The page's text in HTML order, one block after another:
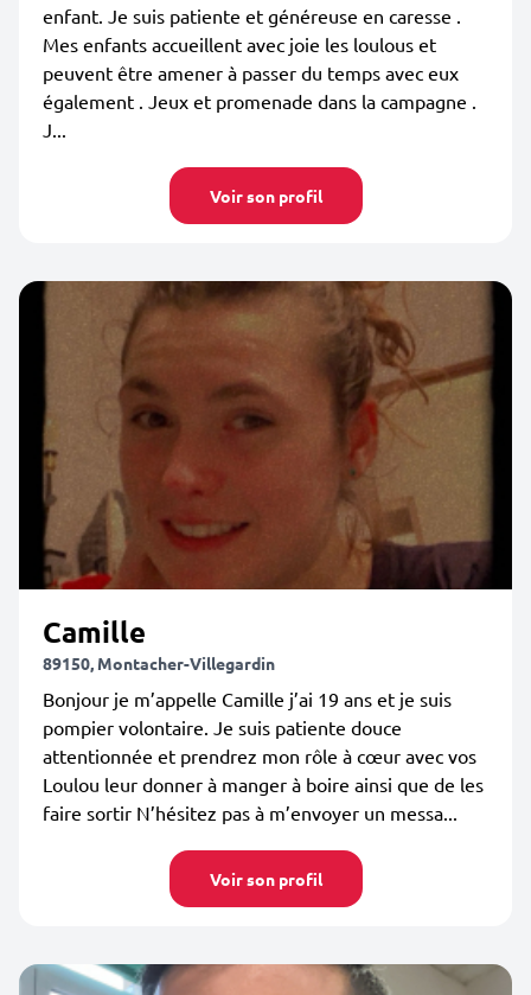
enfant. Je suis patiente et généreuse en caresse .
Mes enfants accueillent avec joie les loulous et
peuvent être amener à passer du temps avec eux
également . Jeux et promenade dans la campagne .
J...
Voir son profil
Camille
89150, Montacher-Villegardin
Bonjour je m’appelle Camille j’ai 19 ans et je suis
pompier volontaire. Je suis patiente douce
attentionnée et prendrez mon rôle à cœur avec vos
Loulou leur donner à manger à boire ainsi que de les
faire sortir N’hésitez pas à m’envoyer un messa...
Voir son profil